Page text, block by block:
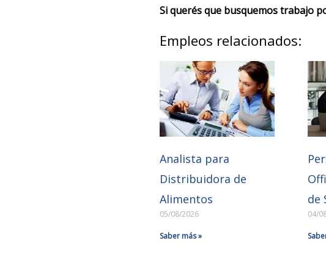
Si querés que busquemos trabajo
Empleos relacionados:
Analista para
Distribuidora de
Alimentos
05/08/2026
Saber más »
de
04/